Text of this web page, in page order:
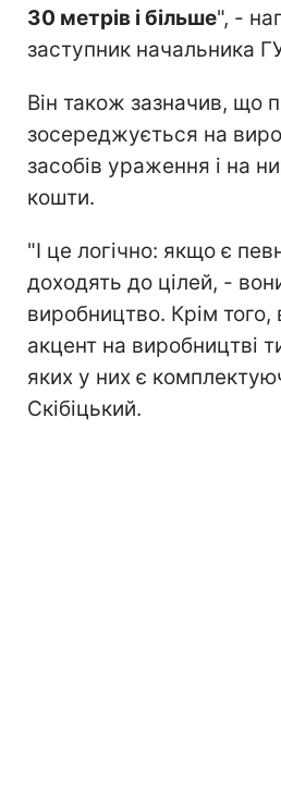
30 метрів і більше", -
заступник начальника
Він також зазначив, що
зосереджується на
засобів ураження і на
кошти.
"І це логічно: якщо є
доходять до цілей, -
виробництво. Крім того,
акцент на виробництві
яких у них є
Скібіцький.